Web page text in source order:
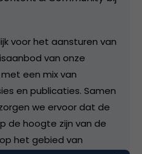
voor het aansturen van
van onze
een mix van
en publicaties. Samen
we ervoor dat de
de hoogte zijn van de
het gebied van